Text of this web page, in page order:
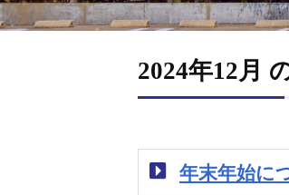
2024年12月
年末年始に